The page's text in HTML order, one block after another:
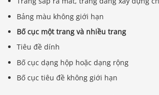
Bảng màu không giới hạn
Bố cục một trang và nhiều trang
Tiêu đề dính
Bố cục dạng hộp hoặc dạng rộng
Bố cục tiêu đề không giới hạn